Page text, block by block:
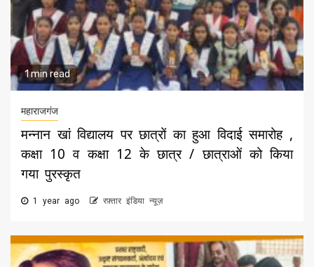
1 min read
महाराजगंज
मन्नान खां विद्यालय पर छात्रों का हुआ विदाई समारोह ,
कक्षा 10 व कक्षा 12 के छात्र / छात्राओं को किया
गया पुरस्कृत
1 year ago रफ़्तार इंडिया न्यूज़